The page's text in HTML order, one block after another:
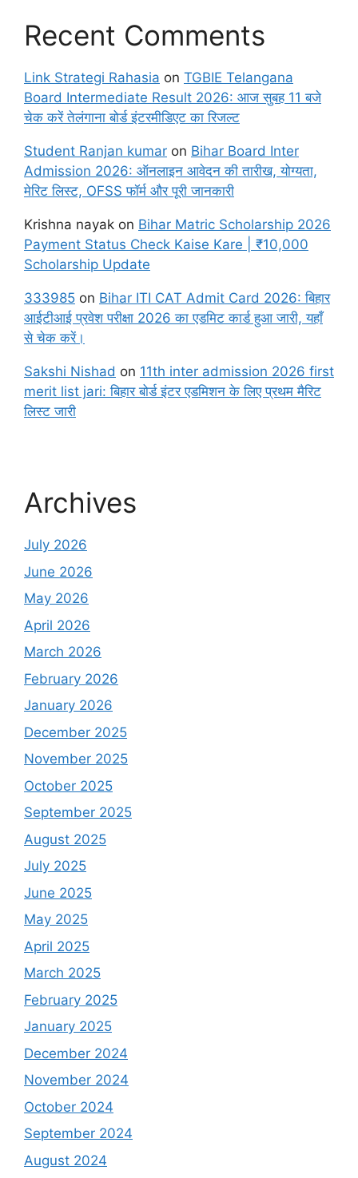
Recent Comments
Link Strategi Rahasia on TGBIE Telangana
Board Intermediate Result 2026: आज सुबह 11 बजे
चेक करें तेलंगाना बोर्ड इंटरमीडिएट का रिजल्ट
Student Ranjan kumar on Bihar Board Inter
Admission 2026: ऑनलाइन आवेदन की तारीख, योग्यता,
मेरिट लिस्ट, OFSS फॉर्म और पूरी जानकारी
Krishna nayak on Bihar Matric Scholarship 2026
Payment Status Check Kaise Kare | ₹10,000
Scholarship Update
333985 on Bihar ITI CAT Admit Card 2026: बिहार
आईटीआई प्रवेश परीक्षा 2026 का एडमिट कार्ड हुआ जारी, यहाँ
से चेक करें।
Sakshi Nishad on 11th inter admission 2026 first
merit list jari: बिहार बोर्ड इंटर एडमिशन के लिए प्रथम मैरिट
लिस्ट जारी
Archives
July 2026
June 2026
May 2026
April 2026
March 2026
February 2026
January 2026
December 2025
November 2025
October 2025
September 2025
August 2025
July 2025
June 2025
May 2025
April 2025
March 2025
February 2025
January 2025
December 2024
November 2024
October 2024
September 2024
August 2024